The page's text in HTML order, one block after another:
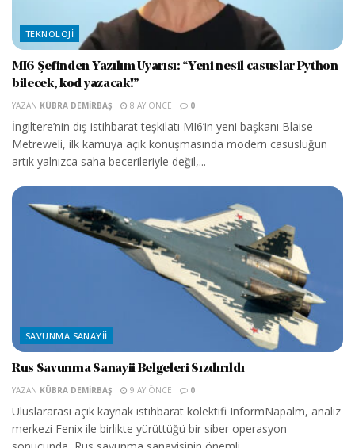
TEKNOLOJI
MI6 Şefinden Yazılım Uyarısı: “Yeni nesil casuslar Python
bilecek, kod yazacak!”
YAZAN KÜBRA DEMIRBAŞ 8 AY ÖNCE 0
İngiltere’nin dış istihbarat teşkilatı MI6’in yeni başkanı Blaise
Metreweli, ilk kamuya açık konuşmasında modern casusluğun
artık yalnızca saha becerileriyle değil,...
SAVUNMA SANAYII
Rus Savunma Sanayii Belgeleri Sızdırıldı
YAZAN KÜBRA DEMIRBAŞ 9 AY ÖNCE 0
Uluslararası açık kaynak istihbarat kolektifi InformNapalm, analiz
merkezi Fenix ile birlikte yürüttüğü bir siber operasyon